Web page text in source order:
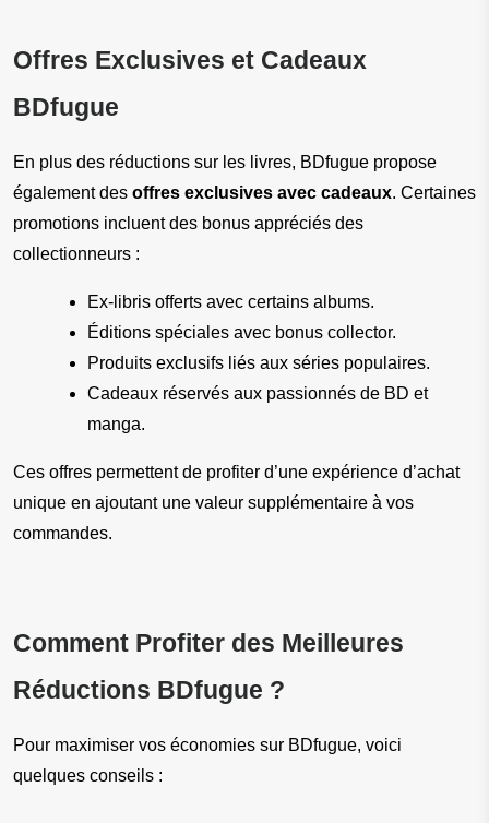
Offres Exclusives et Cadeaux
BDfugue
En plus des réductions sur les livres, BDfugue propose
également des offres exclusives avec cadeaux. Certaines
promotions incluent des bonus appréciés des
collectionneurs :
Ex-libris offerts avec certains albums.
Éditions spéciales avec bonus collector.
Produits exclusifs liés aux séries populaires.
Cadeaux réservés aux passionnés de BD et
manga.
Ces offres permettent de profiter d’une expérience d’achat
unique en ajoutant une valeur supplémentaire à vos
commandes.
Comment Profiter des Meilleures
Réductions BDfugue ?
Pour maximiser vos économies sur BDfugue, voici
quelques conseils :